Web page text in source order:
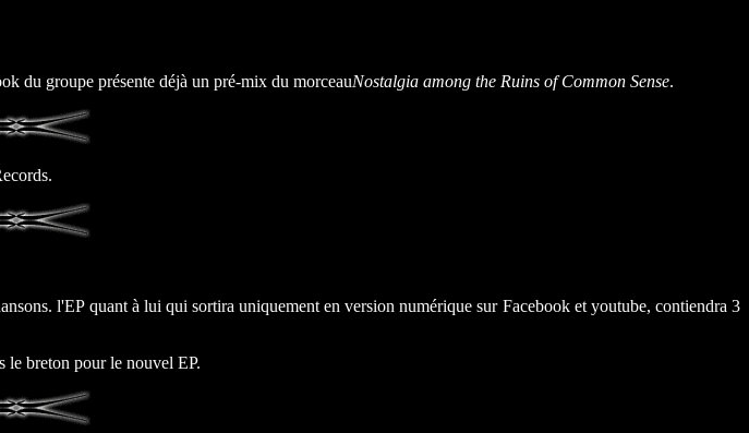
du groupe présente déjà un pré-mix du morceauNostalgia among the Ruins of Common Sense.
l'EP quant à lui qui sortira uniquement en version numérique sur Facebook et youtube, contiendra 3
le breton pour le nouvel EP.